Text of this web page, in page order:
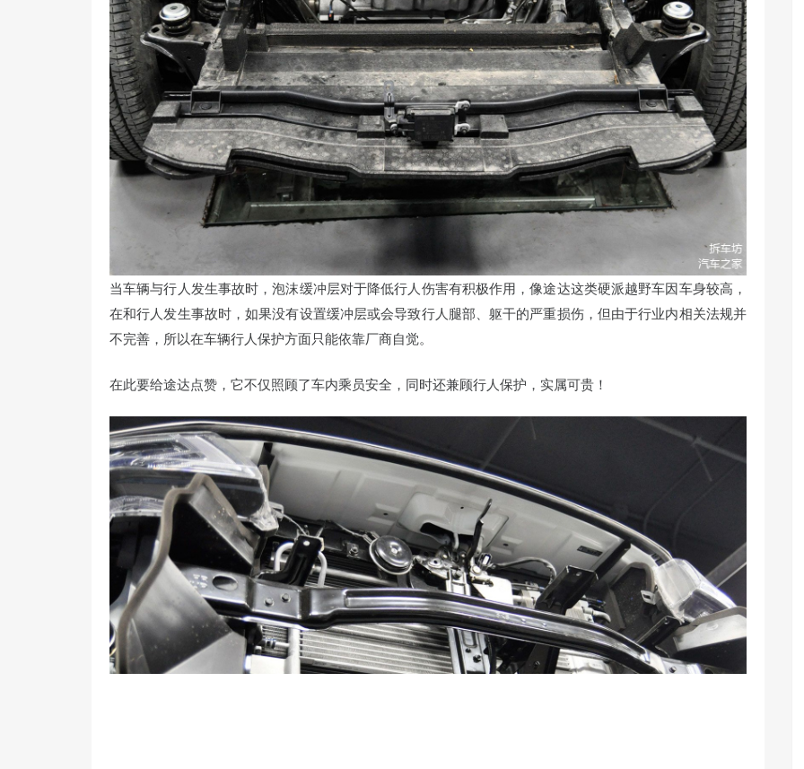
当车辆与行人发生事故时，泡沫缓冲层对于降低行人伤害有积极作用，像途达这类硬派越野车因车身较高，
在和行人发生事故时，如果没有设置缓冲层或会导致行人腿部、躯干的严重损伤，但由于行业内相关法规并
不完善，所以在车辆行人保护方面只能依靠厂商自觉。
在此要给途达点赞，它不仅照顾了车内乘员安全，同时还兼顾行人保护，实属可贵！